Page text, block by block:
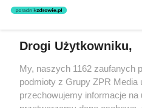
nie prowadzi działalności leczniczej
świadczeń zdrowotnych w
Żaden utwór zamieszczony w
rozpowszechniany lub dalej
(w tym także elektroniczny lub
eksploatacji w jakiejkolwiek formie,
Internecie bez pisemnej zgody
Drogi Użytkowniku,
My, naszych 1162 zaufanych
podmioty z Grupy ZPR Media
przechowujemy informacje na